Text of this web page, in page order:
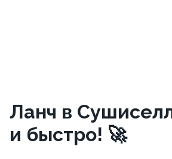
Ланч в
и быстро! 🚀